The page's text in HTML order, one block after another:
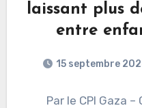
laissant plus
entre
15 septembre
Par le CPI Gaza